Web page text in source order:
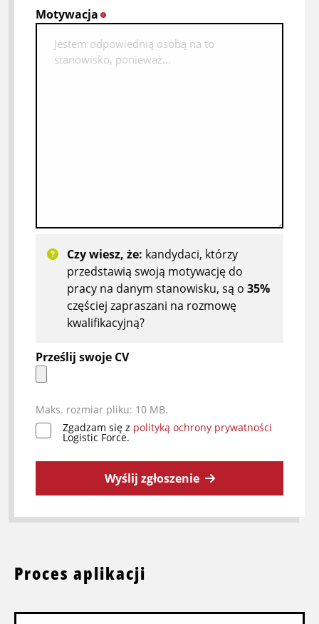
Motywacja
Czy wiesz, że: kandydaci, którzy
przedstawią swoją motywację do
pracy na danym stanowisku, są o 35%
częściej zapraszani na rozmowę
kwalifikacyjną?
Prześlij swoje CV
Maks. rozmiar pliku: 10 MB.
*
Zgadzam się z polityką ochrony prywatności
Logistic Force.
Wyślij zgłoszenie
Proces aplikacji